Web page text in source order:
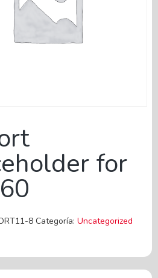
for
8 Categoría: Uncategorized